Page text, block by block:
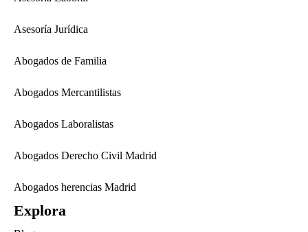
Asesoría Jurídica
Abogados de Familia
Abogados Mercantilistas
Abogados Laboralistas
Abogados Derecho Civil Madrid
Abogados herencias Madrid
Explora